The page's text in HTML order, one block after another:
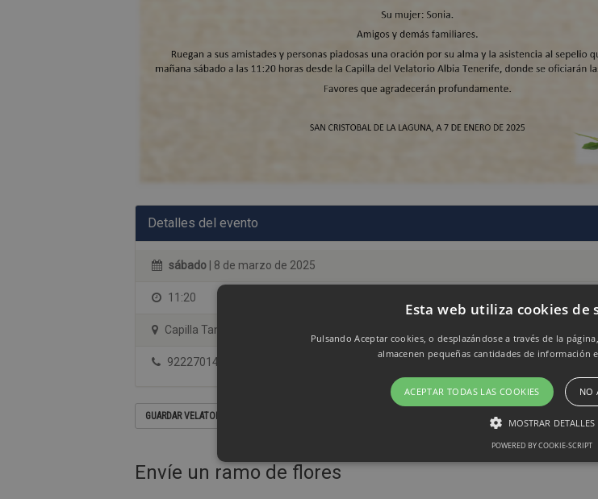
Detalles del evento
sábado | 8 de marzo de 2025
11:20
Capilla Tanatorio Albia Tenerife
922270144
GUARDAR VELATORIO EN SU CALENDARIO
Envíe un ramo de flores
Esta web utiliza cookies de
Pulsando Aceptar cookies, o desplazándose a través de la
almacenen pequeñas cantidades de información
ACEPTAR TODAS LAS COOKIES NO
MOSTRAR DETALLES
POWERED BY COOKIE-SCRIPT